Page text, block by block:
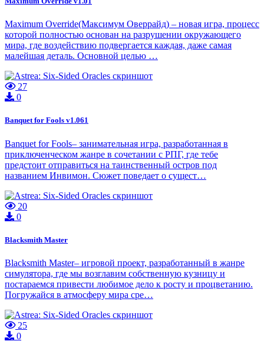
Maximum Override(Максимум Оверрайд) – новая игра, процесс
которой полностью основан на разрушении окружающего
мира, где воздействию подвергается каждая, даже самая
малейшая деталь. Основной целью …
27
0
Banquet for Fools v1.061
Banquet for Fools– занимательная игра, разработанная в
приключенческом жанре в сочетании с РПГ, где тебе
предстоит отправиться на таинственный остров под
названием Инвимон. Сюжет поведает о сущест…
20
0
Blacksmith Master
Blacksmith Master– игровой проект, разработанный в жанре
симулятора, где мы возглавим собственную кузницу и
постараемся привести любимое дело к росту и процветанию.
Погружайся в атмосферу мира сре…
25
0